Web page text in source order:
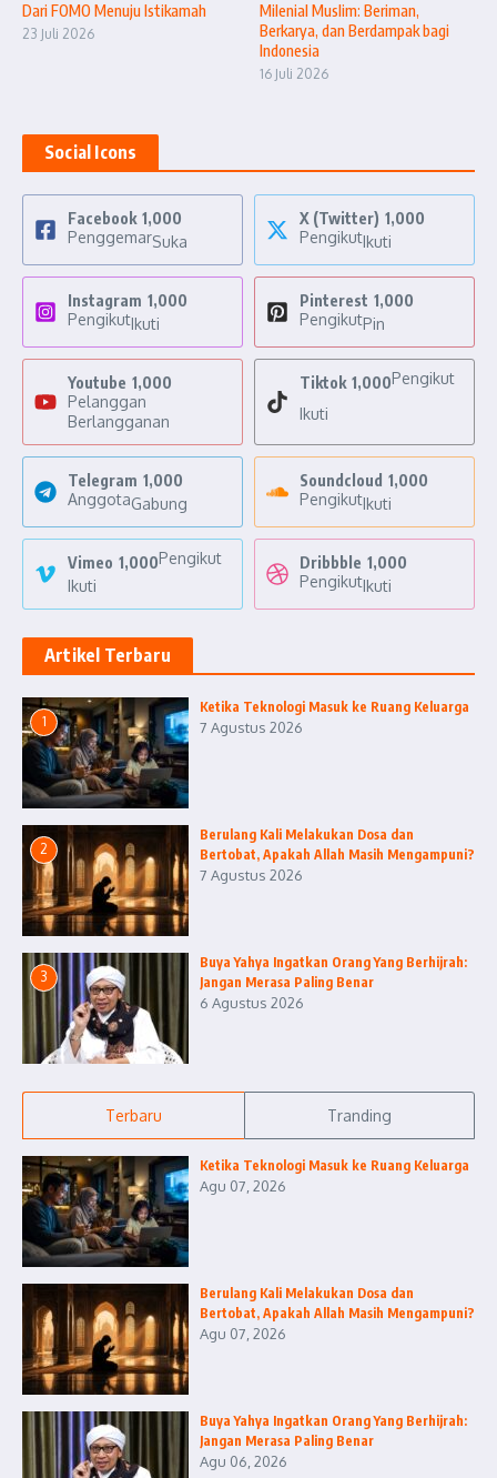
Dari FOMO Menuju Istikamah
23 Juli 2026
Milenial Muslim: Beriman,
Berkarya, dan Berdampak bagi
Indonesia
16 Juli 2026
Social Icons
Facebook 1,000
PenggemarSuka
X (Twitter) 1,000
PengikutIkuti
Instagram 1,000
PengikutIkuti
Pinterest 1,000
PengikutPin
Youtube 1,000
Pelanggan
Berlangganan
Tiktok 1,000Pengikut
Ikuti
Telegram 1,000
AnggotaGabung
Soundcloud 1,000
PengikutIkuti
Vimeo 1,000Pengikut
Ikuti
Dribbble 1,000
PengikutIkuti
Artikel Terbaru
1
Ketika Teknologi Masuk ke Ruang Keluarga
7 Agustus 2026
2
Berulang Kali Melakukan Dosa dan
Bertobat, Apakah Allah Masih Mengampuni?
7 Agustus 2026
3
Buya Yahya Ingatkan Orang Yang Berhijrah:
Jangan Merasa Paling Benar
6 Agustus 2026
Terbaru Tranding
Ketika Teknologi Masuk ke Ruang Keluarga
Agu 07, 2026
Berulang Kali Melakukan Dosa dan
Bertobat, Apakah Allah Masih Mengampuni?
Agu 07, 2026
Buya Yahya Ingatkan Orang Yang Berhijrah:
Jangan Merasa Paling Benar
Agu 06, 2026